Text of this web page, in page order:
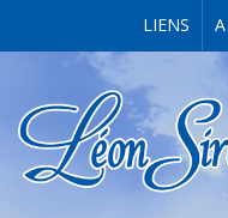
LIENS